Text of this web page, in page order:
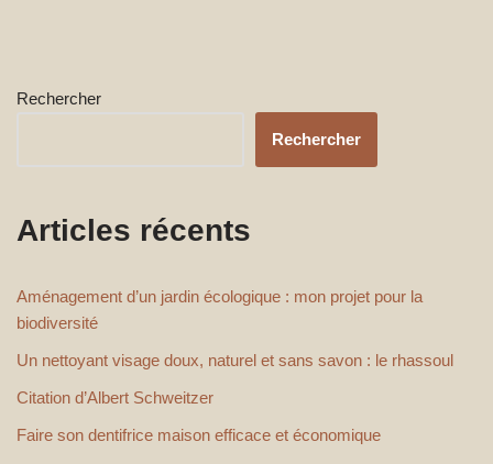
Rechercher
Rechercher
Articles récents
Aménagement d’un jardin écologique : mon projet pour la
biodiversité
Un nettoyant visage doux, naturel et sans savon : le rhassoul
Citation d’Albert Schweitzer
Faire son dentifrice maison efficace et économique